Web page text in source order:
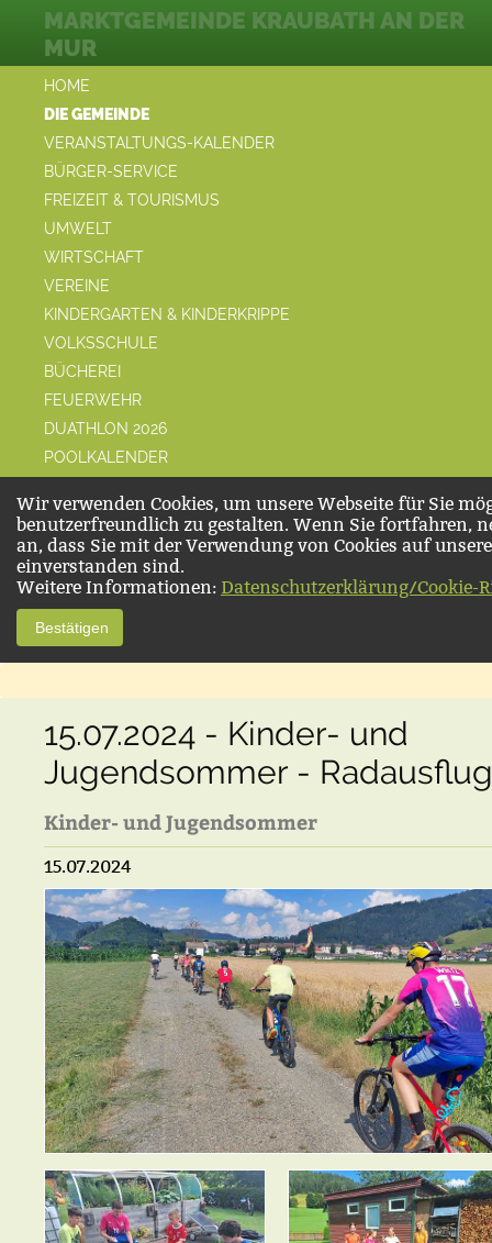
HOME
DIE GEMEINDE
VERANSTALTUNGS-KALENDER
BÜRGER-SERVICE
FREIZEIT & TOURISMUS
UMWELT
WIRTSCHAFT
VEREINE
KINDERGARTEN & KINDERKRIPPE
VOLKSSCHULE
BÜCHEREI
FEUERWEHR
DUATHLON 2026
POOLKALENDER
MARKTGEMEINDE KRAUBATH AN DER
MUR
Wir verwenden Cookies, um unsere Webseite für Sie
benutzerfreundlich zu gestalten. Wenn Sie fortfahren,
an, dass Sie mit der Verwendung von Cookies auf
einverstanden sind.
Weitere Informationen: Datenschutzerklärung/Cookie-
Bestätigen
15.07.2024 - Kinder- und
Jugendsommer - Radausflug
Kinder- und Jugendsommer
15.07.2024